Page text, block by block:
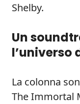
Shelby.
Un
l’universo
La colonna
The Immortal